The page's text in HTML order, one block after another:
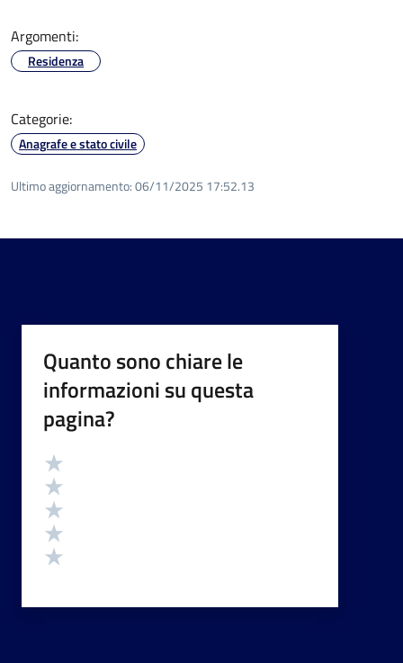
Argomenti:
Residenza
Categorie:
Anagrafe e stato civile
Ultimo aggiornamento:06/11/2025 17:52.13
Quanto sono chiare le
informazioni su questa
pagina?
Valutazione